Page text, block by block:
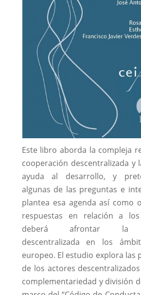
Este libro aborda la compleja
cooperación descentralizada y
ayuda al desarrollo, y
algunas de las preguntas e
plantea esa agenda así como
respuestas en relación a
deberá afrontar la
descentralizada en los
europeo. El estudio explora las
de los actores
complementariedad y división